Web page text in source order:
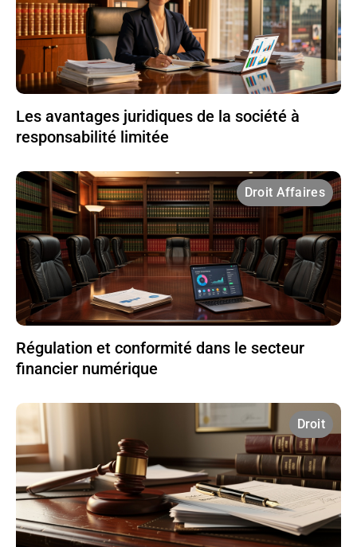
Les avantages juridiques de la société à
responsabilité limitée
Droit Affaires
Régulation et conformité dans le secteur
financier numérique
Droit